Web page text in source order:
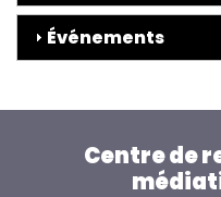
Événements
Centre de